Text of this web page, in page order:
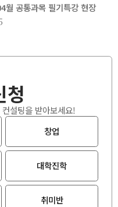
월 공통과목 필기특강 현장
청
설팅을 받아보세요!
창업
대학진학
취미반